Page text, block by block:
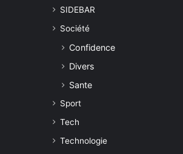
SIDEBAR
Société
Confidence
Divers
Sante
Sport
Tech
Technologie